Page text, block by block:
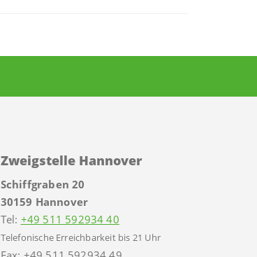
Zweigstelle Hannover
Schiffgraben 20
30159 Hannover
Tel: +49 511 592934 40
Telefonische Erreichbarkeit bis 21 Uhr